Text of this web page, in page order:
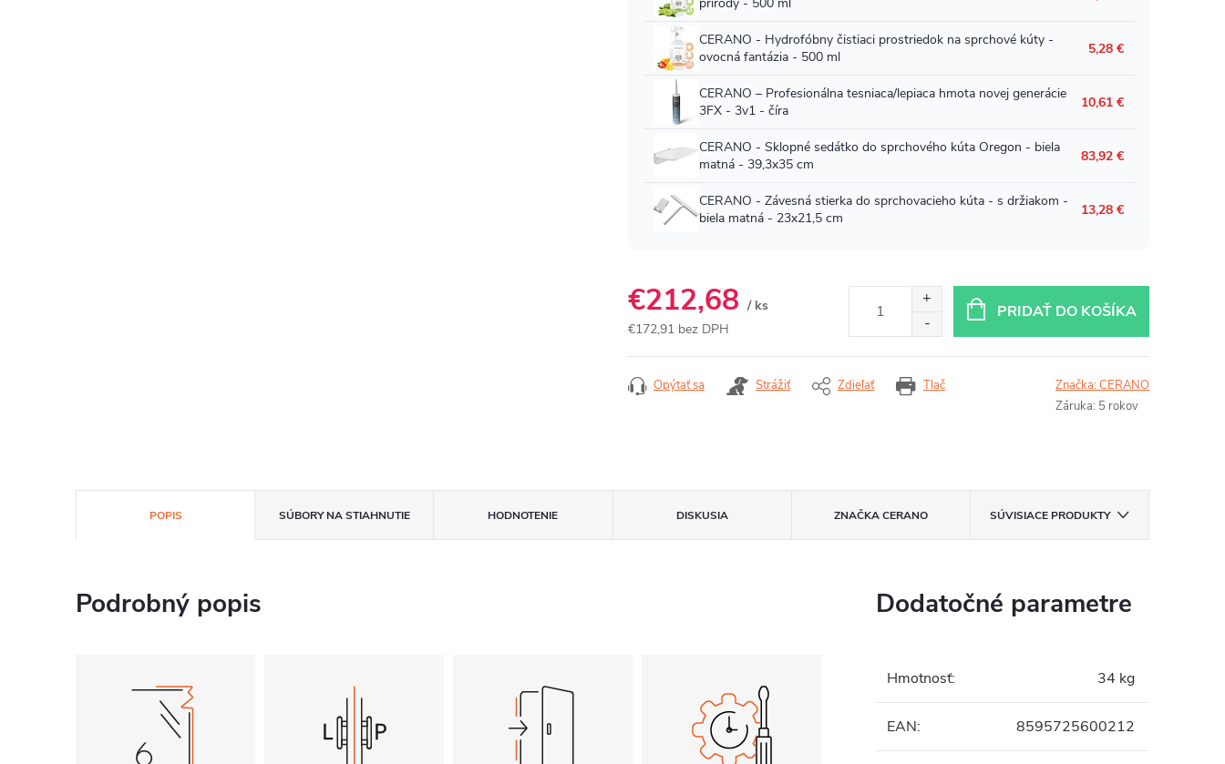
€212,68 / ks
€172,91 bez DPH
PRIDAŤ DO KOŠÍKA
Tlač
Opýtať sa Strážiť Zdieľať Značka:CERANO
Záruka: 5 rokov
POPIS SÚBORY NA STIAHNUTIE HODNOTENIE DISKUSIA ZNAČKACERANO SÚVISIACE PRODUKTY
Podrobný popis Dodatočné parametre
Hmotnosť: 34 kg
EAN: 8595725600212